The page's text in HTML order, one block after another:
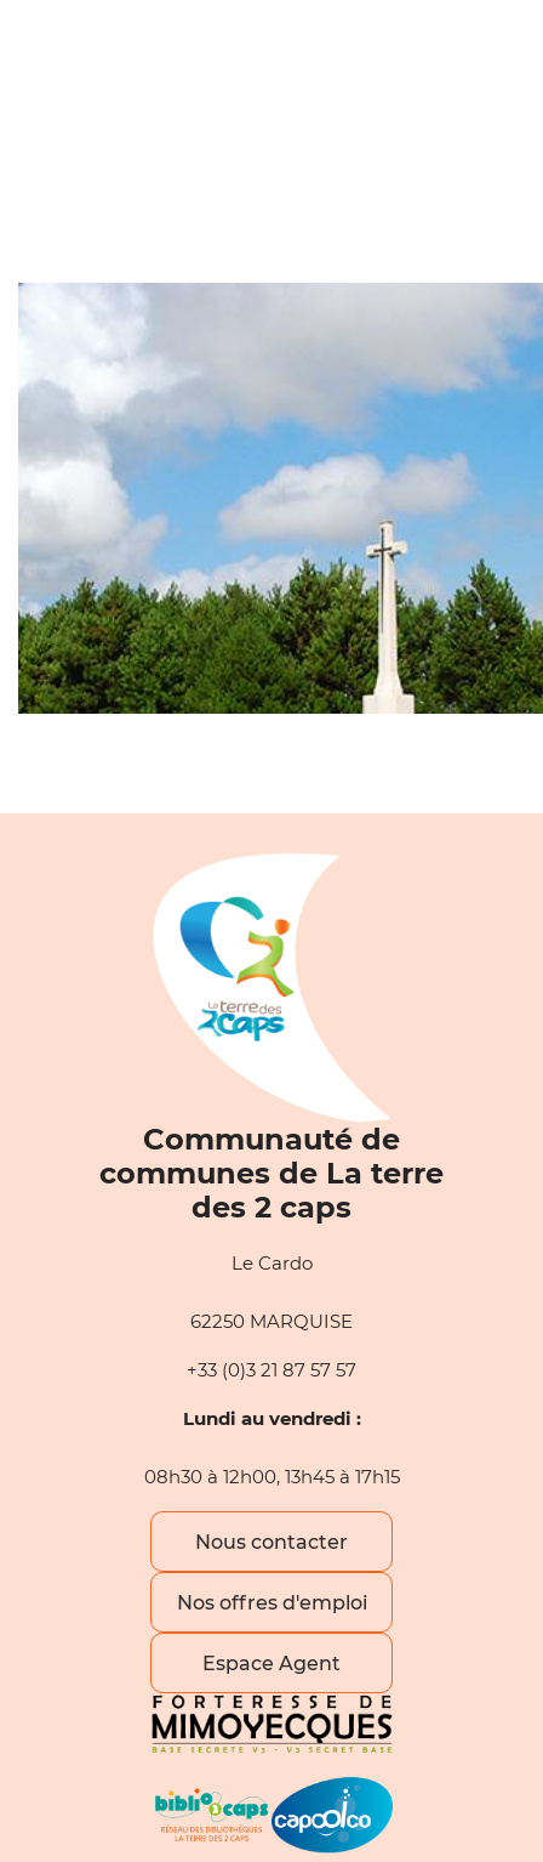
Communauté de
communes de La terre
des 2 caps
Le Cardo
62250 MARQUISE
+33 (0)3 21 87 57 57
Lundi au vendredi :
08h30 à 12h00, 13h45 à 17h15
Nous contacter
Nos offres d'emploi
Espace Agent